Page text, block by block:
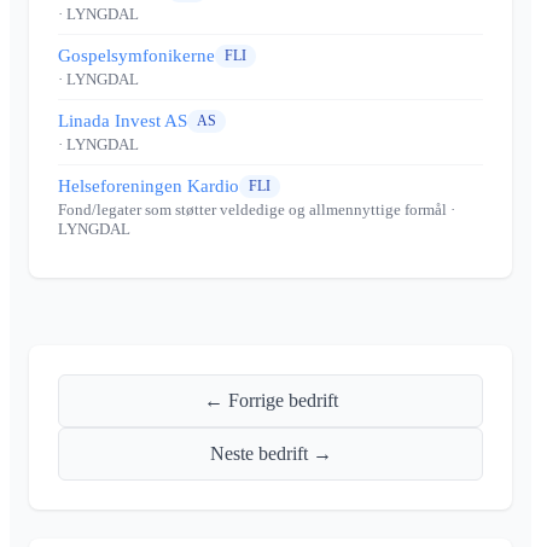
· LYNGDAL
Gospelsymfonikerne FLI
· LYNGDAL
Linada Invest AS AS
· LYNGDAL
Helseforeningen Kardio FLI
Fond/legater som støtter veldedige og allmennyttige formål ·
LYNGDAL
← Forrige bedrift
Neste bedrift →